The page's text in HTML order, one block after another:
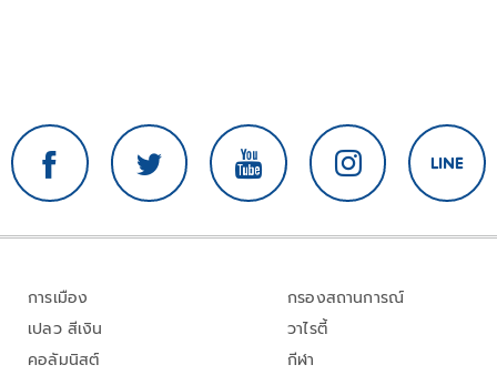
การเมือง
เปลว สีเงิน
คอลัมนิสต์
กรองสถานการณ์
วาไรตี้
กีฬา